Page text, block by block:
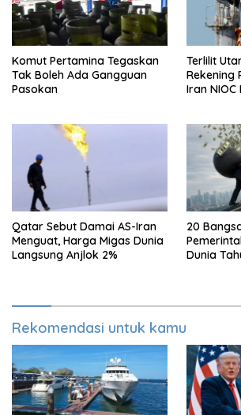
Komut Pertamina Tegaskan
Tak Boleh Ada Gangguan
Pasokan
Terlilit
Rekening
Iran
Qatar Sebut Damai AS-Iran
Menguat, Harga Migas Dunia
Langsung Anjlok 2%
20
Dunia
Rekomendasi untuk kamu